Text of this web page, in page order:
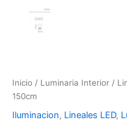
Inicio / Luminaria Interior /
150cm
Iluminacion, Lineales LED,